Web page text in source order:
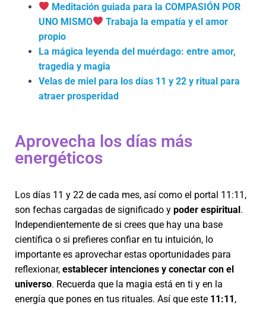
Meditación guiada para la COMPASIÓN POR
UNO MISMO
Trabaja la empatía y el amor
propio
La mágica leyenda del muérdago: entre amor,
tragedia y magia
Velas de miel para los días 11 y 22 y ritual para
atraer prosperidad
Aprovecha los días más
energéticos
Los días 11 y 22 de cada mes, así como el portal 11:11,
son fechas cargadas de significado y poder espiritual.
Independientemente de si crees que hay una base
científica o si prefieres confiar en tu intuición, lo
importante es aprovechar estas oportunidades para
reflexionar, establecer intenciones y conectar con el
universo. Recuerda que la magia está en ti y en la
energía que pones en tus rituales. Así que este 11:11,